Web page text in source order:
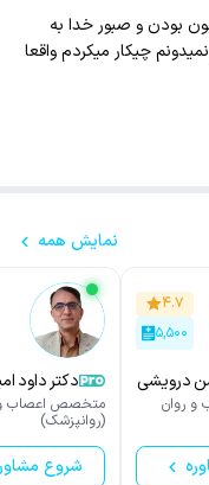
بودن و صبور خدا به
چیکار میکردم واقعا
نمایش همه
۴.۷
۵,۵۰۰
درویشی
روان
دکتر داود
متخصص اعصاب و
(روانپزشک)
شروع